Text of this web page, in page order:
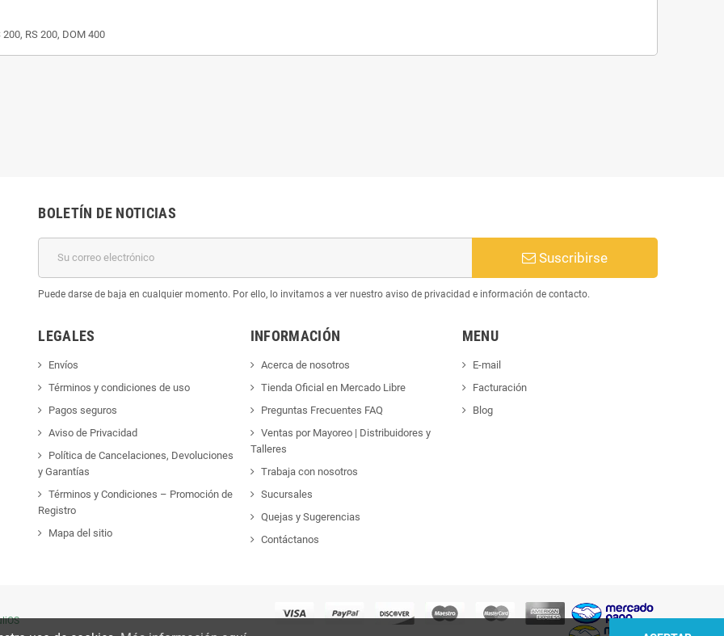
RS 200, DOM 400
BOLETÍN DE NOTICIAS
Suscribirse
Puede darse de baja en cualquier momento. Por ello, lo invitamos a ver nuestro aviso de privacidad e información de contacto.
LEGALES
Envíos
Términos y condiciones de uso
Pagos seguros
Aviso de Privacidad
Política de Cancelaciones, Devoluciones
y Garantías
Términos y Condiciones – Promoción de
Registro
Mapa del sitio
INFORMACIÓN
Acerca de nosotros
Tienda Oficial en Mercado Libre
Preguntas Frecuentes FAQ
Ventas por Mayoreo | Distribuidores y
Talleres
Trabaja con nosotros
Sucursales
Quejas y Sugerencias
Contáctanos
MENU
E-mail
Facturación
Blog